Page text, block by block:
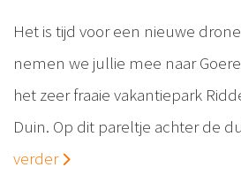
Het is tijd voor een nieuwe
nemen we jullie mee naar
het zeer fraaie vakantiepark
Duin. Op dit pareltje achter de
verder